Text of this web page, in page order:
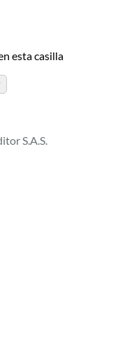
esta casilla
S.A.S.